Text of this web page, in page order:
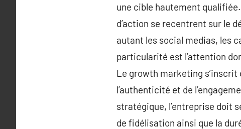
une cible hautement
d’action se recentrent sur le
autant les social medias, les
particularité est l’attention
Le growth marketing
l’authenticité et de
stratégique, l’entreprise doit
de fidélisation ainsi que la